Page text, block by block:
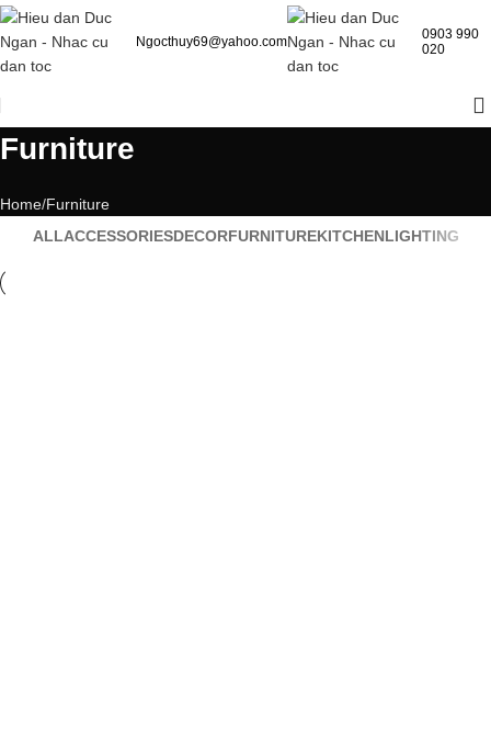
Ngocthuy69@yahoo.com
0903 990
020
Furniture
Home Furniture
ALLACCESSORIESDECORFURNITUREKITCHENLIGHTING